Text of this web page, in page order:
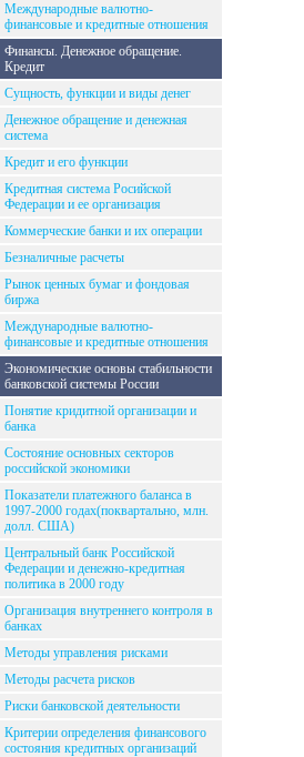
Международные валютно-
финансовые и кредитные отношения
Финансы. Денежное обращение.
Кредит
Сущность, функции и виды денег
Денежное обращение и денежная
система
Кредит и его функции
Кредитная система Росийской
Федерации и ее организация
Коммерческие банки и их операции
Безналичные расчеты
Рынок ценных бумаг и фондовая
биржа
Международные валютно-
финансовые и кредитные отношения
Экономические основы стабильности
банковской системы России
Понятие кридитной организации и
банка
Состояние основных секторов
российской экономики
Показатели платежного баланса в
1997-2000 годах(поквартально, млн.
долл. США)
Центральный банк Российской
Федерации и денежно-кредитная
политика в 2000 году
Организация внутреннего контроля в
банках
Методы управления рисками
Методы расчета рисков
Риски банковской деятельности
Критерии определения финансового
состояния кредитных организаций